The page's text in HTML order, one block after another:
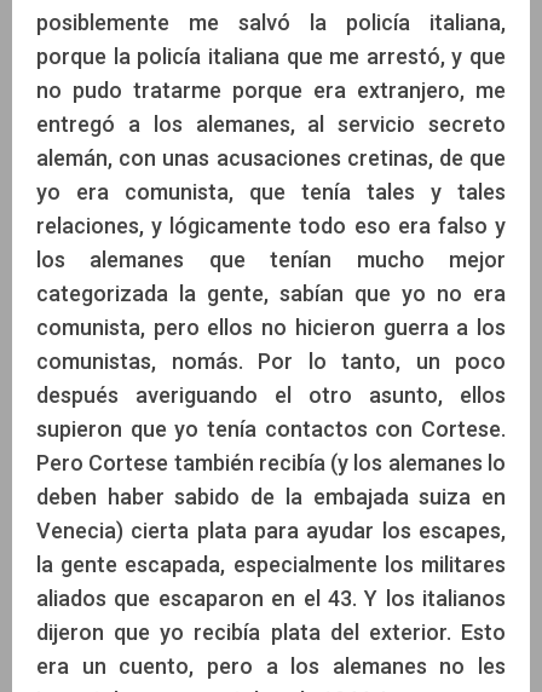
posiblemente me salvó la policía italiana,
porque la policía italiana que me arrestó, y que
no pudo tratarme porque era extranjero, me
entregó a los alemanes, al servicio secreto
alemán, con unas acusaciones cretinas, de que
yo era comunista, que tenía tales y tales
relaciones, y lógicamente todo eso era falso y
los alemanes que tenían mucho mejor
categorizada la gente, sabían que yo no era
comunista, pero ellos no hicieron guerra a los
comunistas, nomás. Por lo tanto, un poco
después averiguando el otro asunto, ellos
supieron que yo tenía contactos con Cortese.
Pero Cortese también recibía (y los alemanes lo
deben haber sabido de la embajada suiza en
Venecia) cierta plata para ayudar los escapes,
la gente escapada, especialmente los militares
aliados que escaparon en el 43. Y los italianos
dijeron que yo recibía plata del exterior. Esto
era un cuento, pero a los alemanes no les